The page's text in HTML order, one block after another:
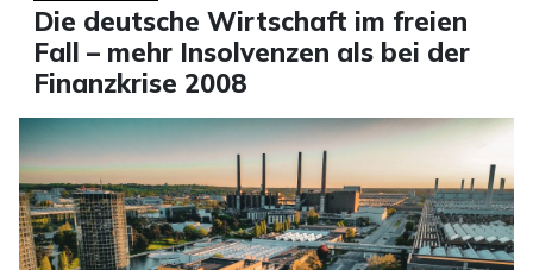
Die deutsche Wirtschaft im freien
Fall – mehr Insolvenzen als bei der
Finanzkrise 2008